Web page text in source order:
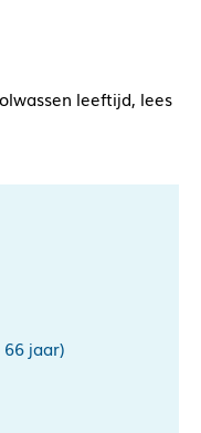
leeftijd, lees
jaar)